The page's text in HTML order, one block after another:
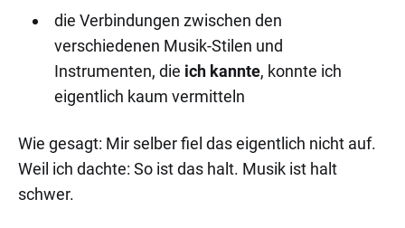
die Verbindungen zwischen den
verschiedenen Musik-Stilen und
Instrumenten, die ich kannte, konnte ich
eigentlich kaum vermitteln
Wie gesagt: Mir selber fiel das eigentlich nicht auf.
Weil ich dachte: So ist das halt. Musik ist halt
schwer.